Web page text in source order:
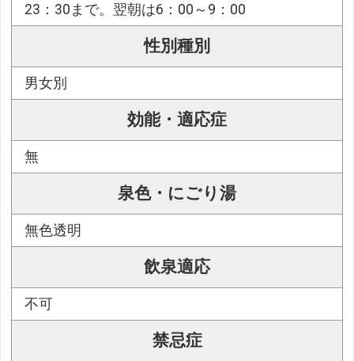
23：30まで。翌朝は6：00～9：00
性別種別
男女別
効能・適応症
無
泉色・にごり湯
無色透明
飲泉適応
不可
禁忌症